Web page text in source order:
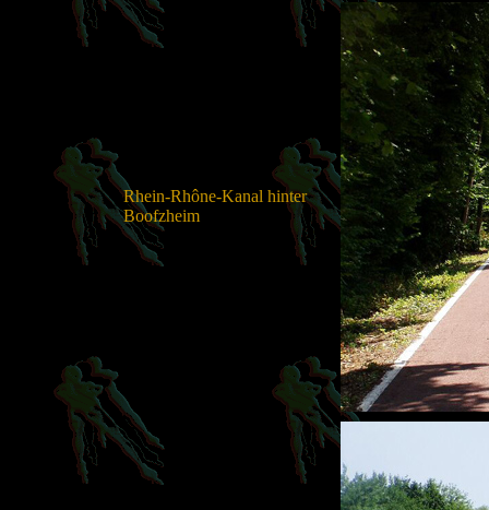
Rhein-Rhône-Kanal hinter
Boofzheim